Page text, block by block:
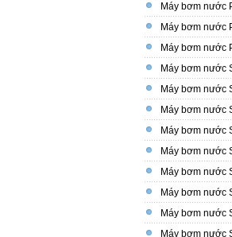
Máy bơm nước
Máy bơm nước
Máy bơm nước
Máy bơm nước
Máy bơm nước
Máy bơm nước
Máy bơm nước
Máy bơm nước
Máy bơm nước
Máy bơm nước
Máy bơm nước
Máy bơm nước